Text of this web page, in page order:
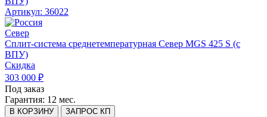
Артикул: 36022
Север
Сплит-система среднетемпературная Север MGS 425 S (с
ВПУ)
Скидка
303 000 ₽
Под заказ
Гарантия: 12 мес.
В КОРЗИНУ ЗАПРОС КП